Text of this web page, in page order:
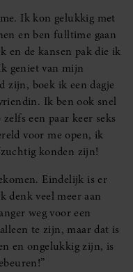
met andere
of die ze hebben
van hun services. U
u onze website blijft
Ik kon gelukkig met
en ben fulltime gaan
en de kansen pak die ik
geniet van mijn
zijn, boek ik een dagje
Ik ben ook snel
een paar keer seks
voor me open, ik
konden zijn!
Eindelijk is er
veel meer aan
weg voor een
te zijn, maar dat is
en ongelukkig zijn, is